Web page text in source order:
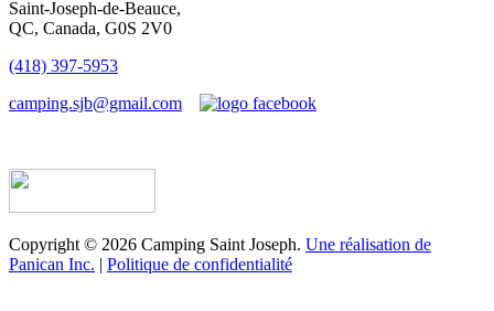
Saint-Joseph-de-Beauce,
QC, Canada, G0S 2V0
(418) 397-5953
camping.sjb@gmail.com
Copyright © 2026 Camping Saint Joseph. Une réalisation de
Panican Inc. | Politique de confidentialité